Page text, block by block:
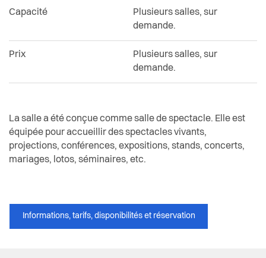
Capacité
Plusieurs salles, sur
demande.
Prix
Plusieurs salles, sur
demande.
La salle a été conçue comme salle de spectacle. Elle est
équipée pour accueillir des spectacles vivants,
projections, conférences, expositions, stands, concerts,
mariages, lotos, séminaires, etc.
Informations, tarifs, disponibilités et réservation